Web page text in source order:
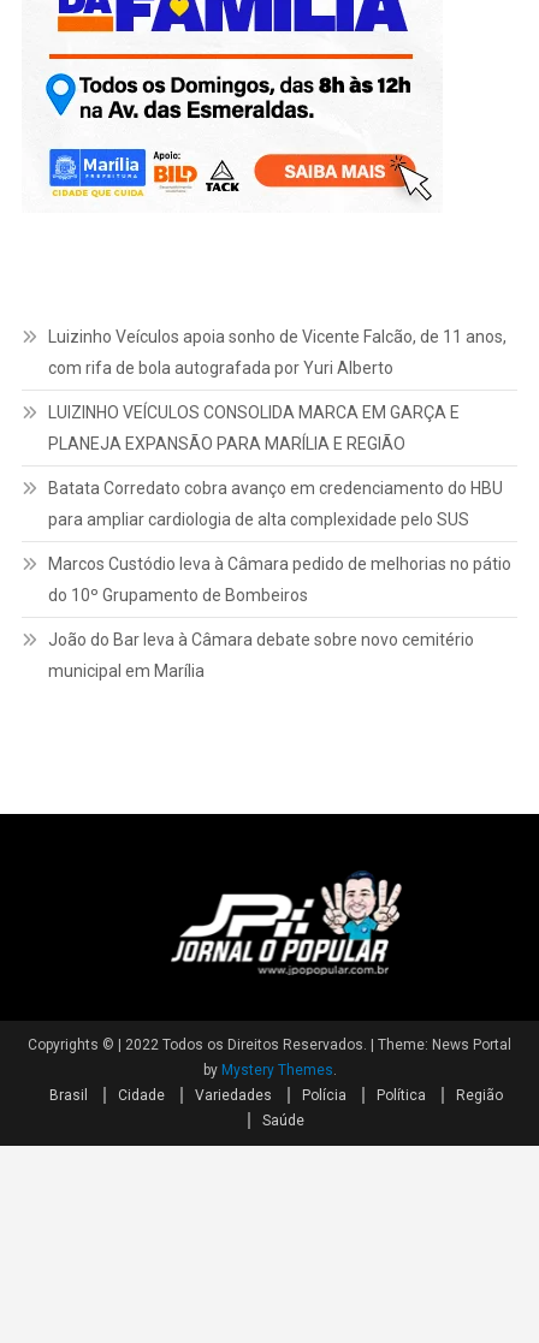
Luizinho Veículos apoia sonho de Vicente Falcão, de 11 anos,
com rifa de bola autografada por Yuri Alberto
LUIZINHO VEÍCULOS CONSOLIDA MARCA EM GARÇA E
PLANEJA EXPANSÃO PARA MARÍLIA E REGIÃO
Batata Corredato cobra avanço em credenciamento do HBU
para ampliar cardiologia de alta complexidade pelo SUS
Marcos Custódio leva à Câmara pedido de melhorias no pátio
do 10º Grupamento de Bombeiros
João do Bar leva à Câmara debate sobre novo cemitério
municipal em Marília
Copyrights © | 2022 Todos os Direitos Reservados.
Theme: News Portal
by Mystery Themes.
Brasil
Cidade Variedades Polícia Política
Região
Saúde